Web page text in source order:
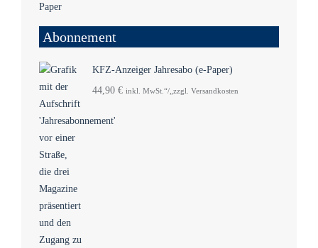
Abonnement
KFZ-Anzeiger Jahresabo (e-Paper)
44,90 € inkl. MwSt.“/„zzgl. Versandkosten